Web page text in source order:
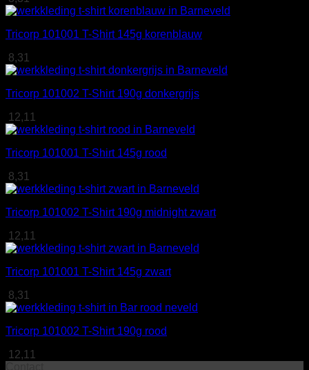
Tricorp 101001 T-Shirt 145g korenblauw
8,31
Tricorp 101002 T-Shirt 190g donkergrijs
12,11
Tricorp 101001 T-Shirt 145g rood
8,31
Tricorp 101002 T-Shirt 190g midnight zwart
12,11
Tricorp 101001 T-Shirt 145g zwart
8,31
Tricorp 101002 T-Shirt 190g rood
12,11